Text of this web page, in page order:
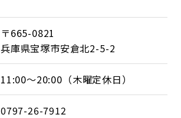
〒665-0821
兵庫県宝塚市安倉北2-5-2
11:00～20:00（木曜定休日）
0797-26-7912